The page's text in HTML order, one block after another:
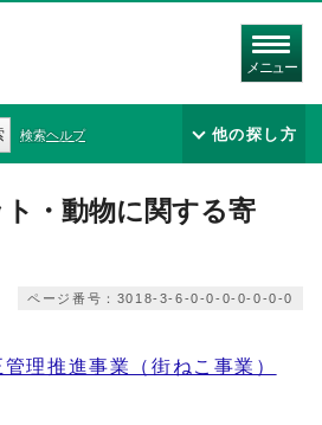
メニュー
検索ヘルプ 他の探し方
・動物に関する寄
ページ番号：3018-3-6-0-0-0-0-0-0-0
理推進事業（街ねこ事業）